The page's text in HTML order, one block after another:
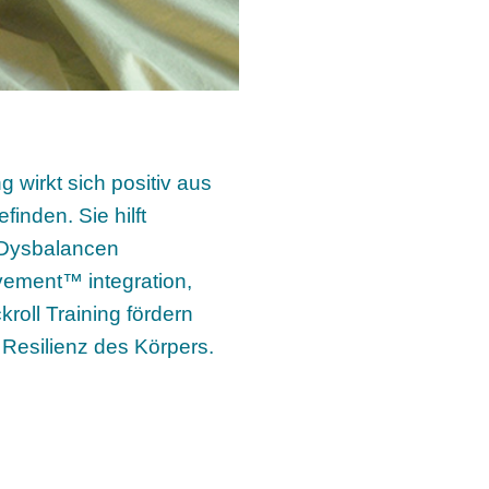
wirkt sich positiv aus
Sie hilft
integration,
Training fördern
des Körpers.